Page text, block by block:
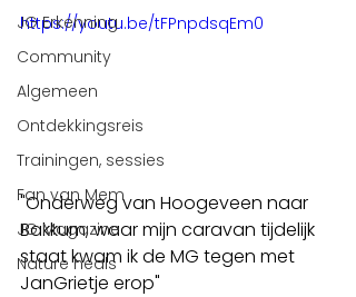
JG Erkenning
Community
Algemeen
Ontdekkingsreis
Trainingen, sessies
Fan van Mem
JG Magazine
Nature heals
https://youtu.be/tFPnpdsqEm0
"Onderweg van Hoogeveen naar
Bakkum, waar mijn caravan tijdelijk
staat kwam ik de MG tegen met
JanGrietje erop"